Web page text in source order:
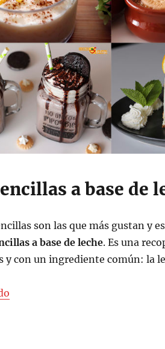
a base de
son las que más gustan y
a base de leche. Es una
y con un ingrediente común: la
«Recetas sencillas a base de